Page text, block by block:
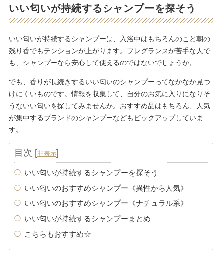
いい匂いが持続するシャンプーを探そう
いい匂いが持続するシャンプーは、入浴中はもちろんのこと朝の
残り香でもテンションが上がります。フレグランスが苦手な人で
も、シャンプーなら安心して使えるのではないでしょうか。
でも、香りが長続きするいい匂いのシャンプーってなかなか見つ
けにくいものです。情報を収集して、自分のお気に入りになりそ
うないい匂いを探してみませんか。おすすめ品はもちろん、人気
が集中するブランドのシャンプーなどもピックアップしていま
す。
目次 [非表示]
いい匂いが持続するシャンプーを探そう
いい匂いのおすすめシャンプー《異性から人気》
いい匂いのおすすめシャンプー《ナチュラル系》
いい匂いが持続するシャンプーまとめ
こちらもおすすめ☆